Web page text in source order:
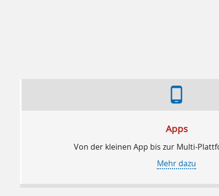
phone_android
Apps
Von der kleinen App bis zur Multi-
Mehr dazu